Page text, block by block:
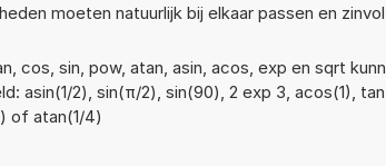
moeten natuurlijk bij elkaar passen en
cos, sin, pow, atan, asin, acos, exp en sqrt
asin(1/2), sin(π/2), sin(90), 2 exp 3, acos(1),
of atan(1/4)